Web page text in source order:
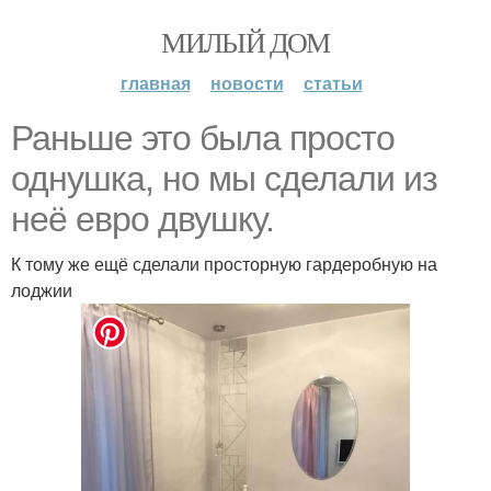
МИЛЫЙ ДОМ
главная новости статьи
Раньше это была просто
однушка, но мы сделали из
неё евро двушку.
К тому же ещё сделали просторную гардеробную на
лоджии